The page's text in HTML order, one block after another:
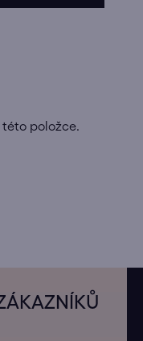
položce.